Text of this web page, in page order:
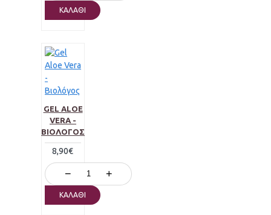
ΚΑΛΆΘΙ
GEL ALOE
VERA -
ΒΙΟΛΌΓΟΣ
8,90€
− +
ΚΑΛΆΘΙ